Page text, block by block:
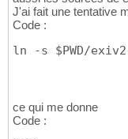
J'ai fait une tentative
Code :
ln -s $PWD/
ce qui me donne
Code :